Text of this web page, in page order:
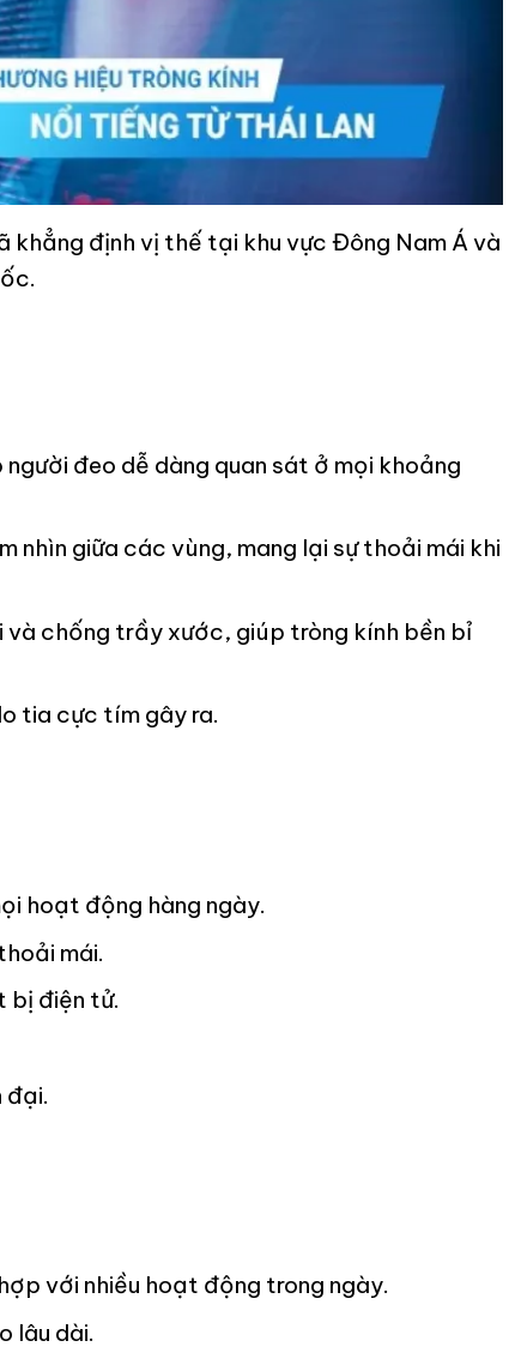
khẳng định vị thế tại khu vực Đông Nam Á và
đeo dễ dàng quan sát ở mọi khoảng
nhìn giữa các vùng, mang lại sự thoải mái khi
chống trầy xước, giúp tròng kính bền bỉ
tia cực tím gây ra.
hoạt động hàng ngày.
mái.
bị điện tử.
đại.
với nhiều hoạt động trong ngày.
lâu dài.